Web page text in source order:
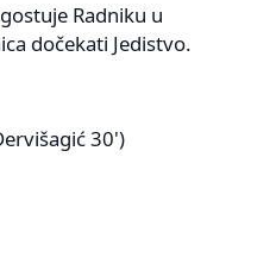
Radniku u
dočekati Jedistvo.
30')